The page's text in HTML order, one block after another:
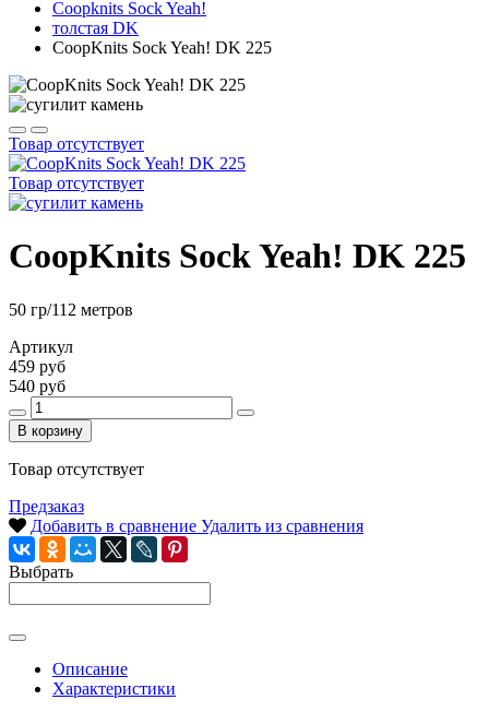
Coopknits Sock Yeah!
толстая DK
CoopKnits Sock Yeah! DK 225
Товар отсутствует
Товар отсутствует
CoopKnits Sock Yeah! DK 225
50 гр/112 метров
Артикул
459 руб
540 руб
В корзину
Товар отсутствует
Предзаказ
Добавить в сравнение Удалить из сравнения
Выбрать
Описание
Характеристики